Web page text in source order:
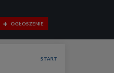
OGŁOSZENIE
START